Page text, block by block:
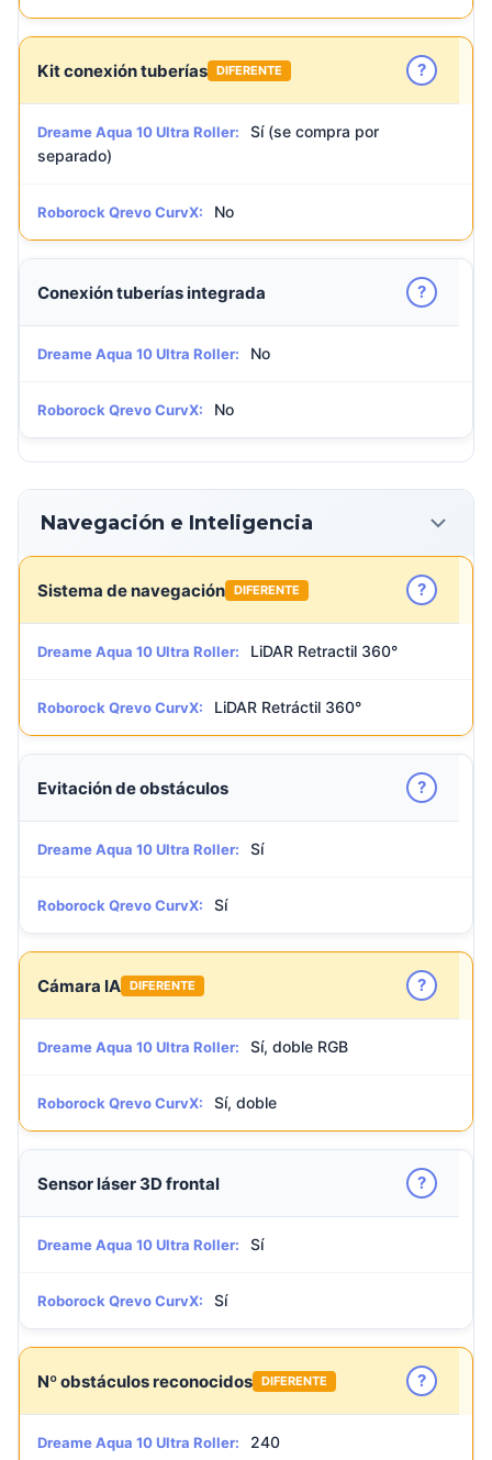
Kit conexión tuberías DIFERENTE ?
Dreame Aqua 10 Ultra Roller:
Sí (se compra por
separado)
Roborock Qrevo CurvX: No
Conexión tuberías integrada ?
Dreame Aqua 10 Ultra Roller: No
Roborock Qrevo CurvX: No
Navegación e Inteligencia
Sistema de navegación DIFERENTE ?
Dreame Aqua 10 Ultra Roller: LiDAR Retractil 360°
Roborock Qrevo CurvX: LiDAR Retráctil 360°
Evitación de obstáculos ?
Dreame Aqua 10 Ultra Roller: Sí
Roborock Qrevo CurvX: Sí
Cámara IA DIFERENTE ?
Dreame Aqua 10 Ultra Roller: Sí, doble RGB
Roborock Qrevo CurvX: Sí, doble
Sensor láser 3D frontal ?
Dreame Aqua 10 Ultra Roller: Sí
Roborock Qrevo CurvX: Sí
Nº obstáculos reconocidos DIFERENTE ?
Dreame Aqua 10 Ultra Roller: 240